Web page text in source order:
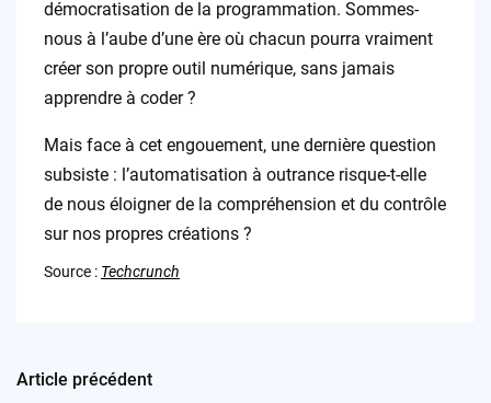
démocratisation de la programmation. Sommes-
nous à l’aube d’une ère où chacun pourra vraiment
créer son propre outil numérique, sans jamais
apprendre à coder ?
Mais face à cet engouement, une dernière question
subsiste : l’automatisation à outrance risque-t-elle
de nous éloigner de la compréhension et du contrôle
sur nos propres créations ?
Source : Techcrunch
Post
Article précédent